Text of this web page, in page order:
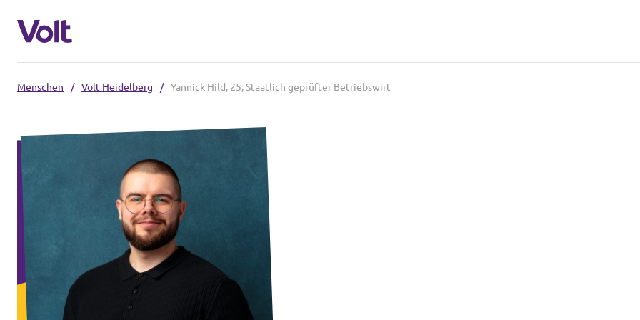
Lokale Teams
Volt in Deutschland
Website
Volt in deinem Bundesland
Volt Deutschland Merchandise Shop
Programm
Über Volt
Menschen
Neuigkeiten
Menschen / Volt Heidelberg / Yannick Hild, 25, Staatlich geprüfter Betriebswirt